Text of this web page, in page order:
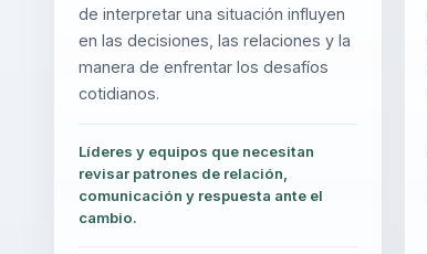
de interpretar una situación influyen
en las decisiones, las relaciones y la
manera de enfrentar los desafíos
cotidianos.
Líderes y equipos que necesitan
revisar patrones de relación,
comunicación y respuesta ante el
cambio.